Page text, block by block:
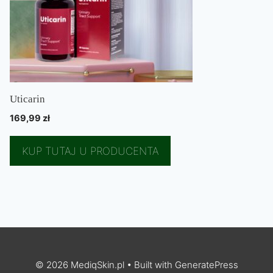
Uticarin
169,99 zł
KUP TUTAJ U PRODUCENTA
© 2026 MediqSkin.pl• Built with GeneratePress